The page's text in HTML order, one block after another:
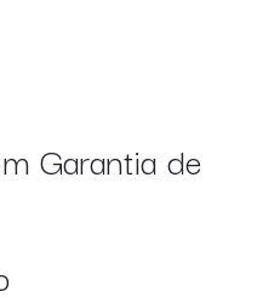
Garantia de